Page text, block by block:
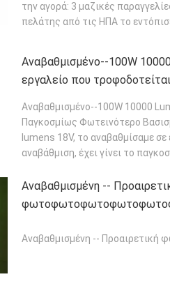
την αγορά: 3 μαζικές
πελάτης από τις ΗΠΑ το
Αναβαθμισμένο--100W
εργαλείο που
Αναβαθμισμένο--100W 10000
Παγκοσμίως Φωτεινότερο
lumens 18V, το αναβαθμίσαμε
αναβάθμιση, έχει γίνει το
Αναβαθμισμένη --
Αναβαθμισμένη --